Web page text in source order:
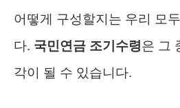
어떻게 구성할지는 우리 모
다. 국민연금 조기수령은 그
각이 될 수 있습니다.